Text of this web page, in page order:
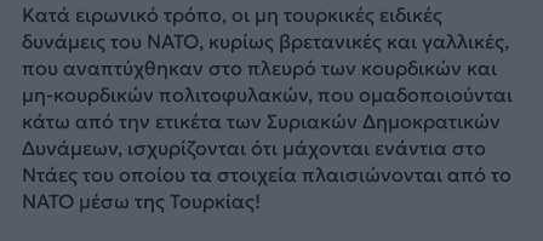
Κατά ειρωνικό τρόπο, οι μη τουρκικές ειδικές
δυνάμεις του ΝΑΤΟ, κυρίως βρετανικές και γαλλικές,
που αναπτύχθηκαν στο πλευρό των κουρδικών και
μη-κουρδικών πολιτοφυλακών, που ομαδοποιούνται
κάτω από την ετικέτα των Συριακών Δημοκρατικών
Δυνάμεων, ισχυρίζονται ότι μάχονται ενάντια στο
Ντάες του οποίου τα στοιχεία πλαισιώνονται από το
ΝΑΤΟ μέσω της Τουρκίας!